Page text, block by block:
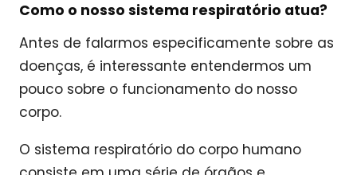
Como o nosso sistema respiratório atua?
Antes de falarmos especificamente sobre as
doenças, é interessante entendermos um
pouco sobre o funcionamento do nosso
corpo.
O sistema respiratório do corpo humano